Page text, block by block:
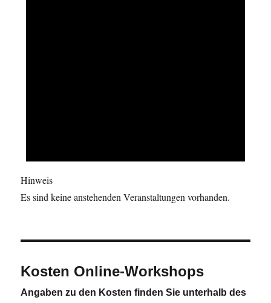
Hinweis
Es sind keine anstehenden Veranstaltungen vorhanden.
Kosten Online-Workshops
Angaben zu den Kosten finden Sie unterhalb des